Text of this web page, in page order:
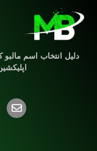
دلیل انتخاب اسم